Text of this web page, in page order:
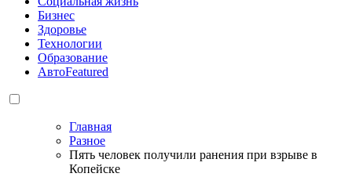
Бизнес
Здоровье
Технологии
Образование
АвтоFeatured
Главная
Разное
Пять человек получили ранения при взрыве в
Копейске